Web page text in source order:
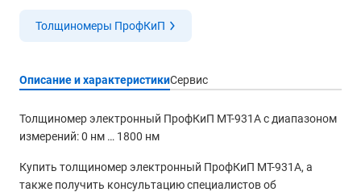
Толщиномеры ПрофКиП
Описание и характеристикиСервис
Толщиномер электронный ПрофКиП МТ-931А с диапазоном
измерений: 0 нм … 1800 нм
Купить толщиномер электронный ПрофКиП МТ-931А, а
также получить консультацию специалистов об